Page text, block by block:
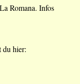
Romana. Infos
du hier: